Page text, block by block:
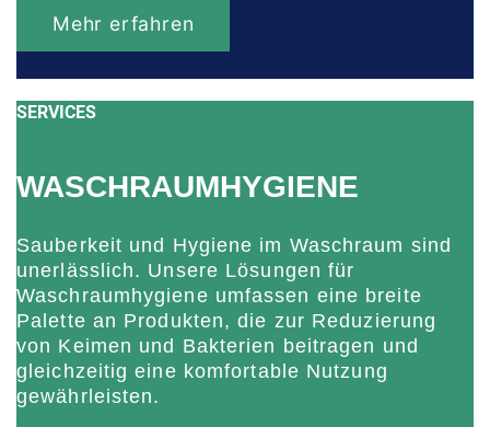
Mehr erfahren
SERVICES
WASCHRAUMHYGIENE
Sauberkeit und Hygiene im Waschraum sind
unerlässlich. Unsere Lösungen für
Waschraumhygiene umfassen eine breite
Palette an Produkten, die zur Reduzierung
von Keimen und Bakterien beitragen und
gleichzeitig eine komfortable Nutzung
gewährleisten.